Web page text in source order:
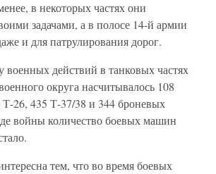
в некоторых частях они
задачами, а в полосе 14-й армии
и для патрулирования дорог.
военных действий в танковых частях
округа насчитывалось 108
26, 435 Т-37/38 и 344 броневых
войны количество боевых машин
тем, что во время боевых